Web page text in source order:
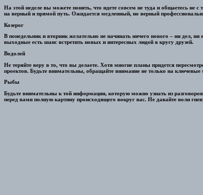
На этой неделе вы можете понять, что идете совсем не туда и общаетесь не
на верный и прямой путь. Ожидается медленный, но верный
Козерог
В понедельник и вторник желательно не начинать ничего нового – ни дел,
выходные есть шанс встретить новых и интересных людей в кругу друзей.
Водолей
Не теряйте веру в то, что вы делаете. Хотя многие планы придется
проектов. Будьте внимательны, обращайте внимание не только на
Рыбы
Будьте внимательны к той информации, которую можно узнать из
перед вами полную картину происходящего вокруг вас. Не давайте воли